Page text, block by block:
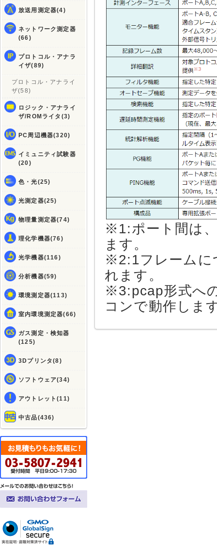
放送用測定器(4)
ネットワーク測定器
(66)
プロトコル・アナラ
イザ(89)
プロトコル・アナライ
ザ(58)
ロジック・アナライ
ザ/ROMライタ(3)
PC周辺機器(320)
イミュニティ試験器
(20)
色・光(25)
光測定器(25)
物理量測定器(74)
理化学機器(76)
光学機器(116)
分析機器(59)
環境測定器(113)
室内環境測定器(66)
ガス測定・検知器
(125)
3Dプリンタ(8)
ソフトウェア(34)
アウトレット(11)
中古品(436)
※1:ポート間は
ます。
※2:1フレームに
れます。
※3:pcap形式へ
コンで動作しま